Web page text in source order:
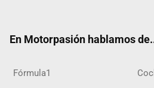
En Motorpasión hablamos
Fórmula1